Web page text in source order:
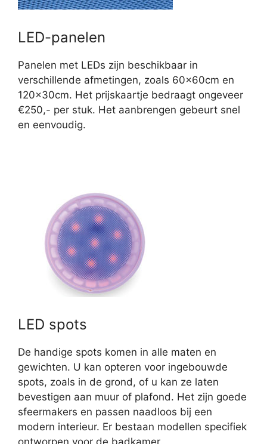
LED-panelen
Panelen met LEDs zijn beschikbaar in
verschillende afmetingen, zoals 60x60cm en
120x30cm. Het prijskaartje bedraagt ongeveer
€250,- per stuk. Het aanbrengen gebeurt snel
en eenvoudig.
LED spots
De handige spots komen in alle maten en
gewichten. U kan opteren voor ingebouwde
spots, zoals in de grond, of u kan ze laten
bevestigen aan muur of plafond. Het zijn goede
sfeermakers en passen naadloos bij een
modern interieur. Er bestaan modellen specifiek